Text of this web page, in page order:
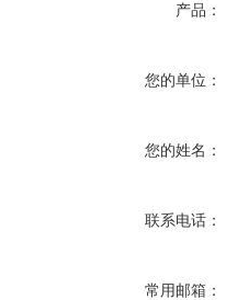
产品：
您的单位：
您的姓名：
联系电话：
常用邮箱：